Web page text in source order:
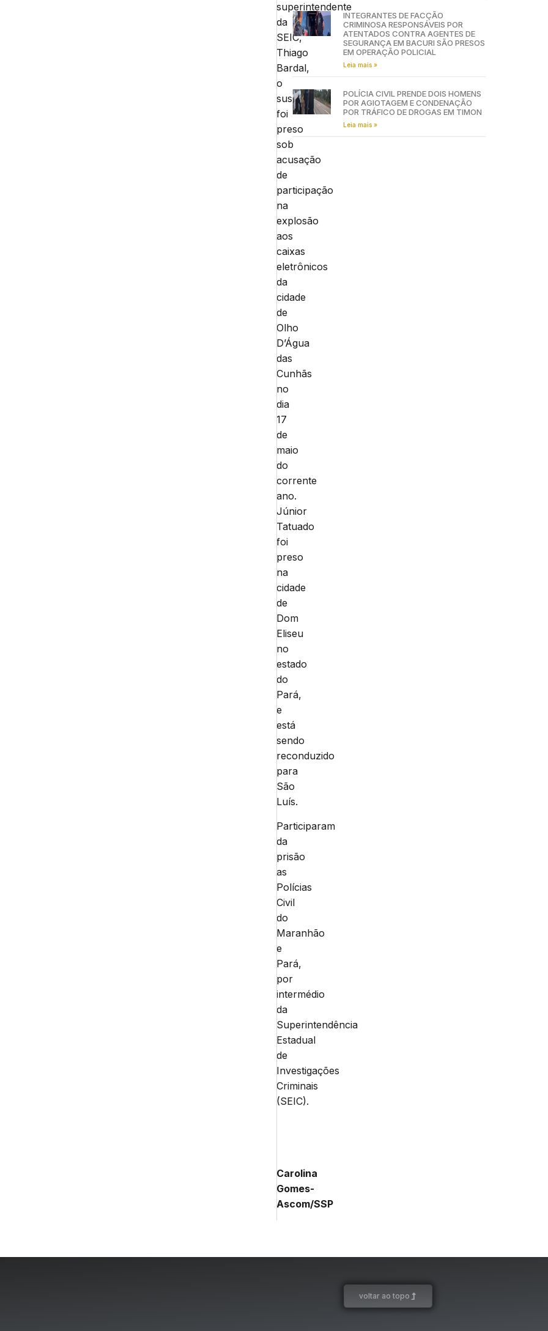
superintendente
da
SEIC,
Thiago
Bardal,
o
suspeito
foi
preso
sob
acusação
de
participação
na
explosão
aos
caixas
eletrônicos
da
cidade
de
Olho
D’Água
das
Cunhãs
no
dia
17
de
maio
do
corrente
ano.
Júnior
Tatuado
foi
preso
na
cidade
de
Dom
Eliseu
no
estado
do
Pará,
e
está
sendo
reconduzido
para
São
Luís.
Participaram
da
prisão
as
Polícias
Civil
do
Maranhão
e
Pará,
por
intermédio
da
Superintendência
Estadual
de
Investigações
Criminais
(SEIC).
Carolina
Gomes-
Ascom/SSP
INTEGRANTES DE FACÇÃO
CRIMINOSA RESPONSÁVEIS POR
ATENTADOS CONTRA AGENTES DE
SEGURANÇA EM BACURI SÃO PRESOS
EM OPERAÇÃO POLICIAL
Leia mais »
POLÍCIA CIVIL PRENDE DOIS HOMENS
POR AGIOTAGEM E CONDENAÇÃO
POR TRÁFICO DE DROGAS EM TIMON
Leia mais »
voltar ao topo